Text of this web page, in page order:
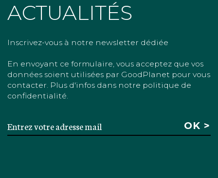
ACTUALITÉS
Inscrivez-vous à notre newsletter dédiée
En envoyant ce formulaire, vous acceptez que vos
données soient utilisées par GoodPlanet pour vous
contacter. Plus d'infos dans notre politique de
confidentialité.